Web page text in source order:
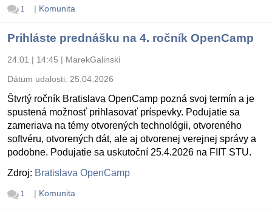
1 | Komunita
Prihláste prednášku na 4. ročník OpenCamp
24.01 | 14:45 | MarekGalinski
Dátum udalosti: 25.04.2026
Štvrtý ročník Bratislava OpenCamp pozná svoj termín a je
spustená možnosť prihlasovať príspevky. Podujatie sa
zameriava na témy otvorených technológii, otvoreného
softvéru, otvorených dát, ale aj otvorenej verejnej správy a
podobne. Podujatie sa uskutoční 25.4.2026 na FIIT STU.
Zdroj: Bratislava OpenCamp
1 | Komunita